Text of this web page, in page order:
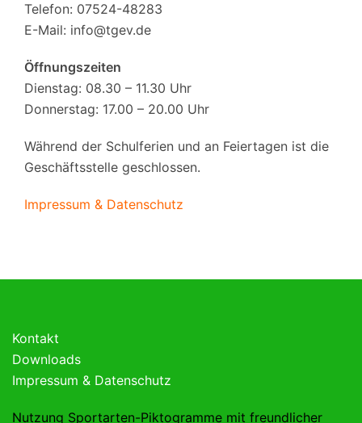
Telefon: 07524-48283
E-Mail: info@tgev.de
Öffnungszeiten
Dienstag: 08.30 – 11.30 Uhr
Donnerstag: 17.00 – 20.00 Uhr
Während der Schulferien und an Feiertagen ist die
Geschäftsstelle geschlossen.
Impressum & Datenschutz
Kontakt
Downloads
Impressum & Datenschutz
Nutzung Sportarten-Piktogramme mit freundlicher